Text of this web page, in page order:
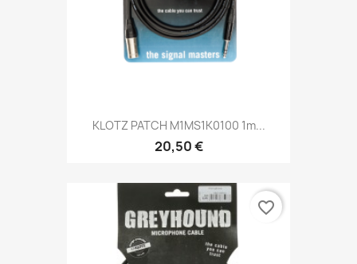
KLOTZ PATCH M1MS1K0100 1m...
20,50 €
favorite_border